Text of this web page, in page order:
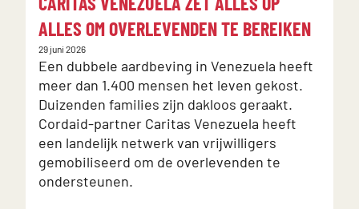
ALLES OM OVERLEVENDEN TE BEREIKEN
Gepubliceerd
op:
29 juni 2026
Een dubbele aardbeving in Venezuela heeft
meer dan 1.400 mensen het leven gekost.
Duizenden families zijn dakloos geraakt.
Cordaid-partner Caritas Venezuela heeft
een landelijk netwerk van vrijwilligers
gemobiliseerd om de overlevenden te
ondersteunen.